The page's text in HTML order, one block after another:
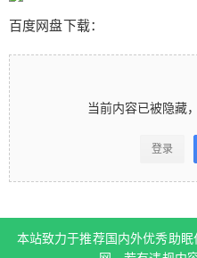
百度网盘下载：
当前内容已被隐藏
登录
本站致力于推荐国内外优秀助
扫描二维码继续阅读